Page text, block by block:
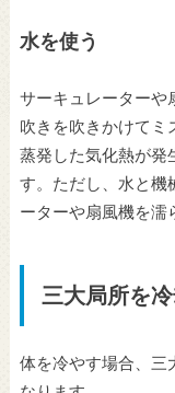
水を使う
サーキュレーターや
吹きを吹きかけてミ
蒸発した気化熱が発
す。ただし、水と機
ーターや扇風機を濡
三大局所を
体を冷やす場合、三